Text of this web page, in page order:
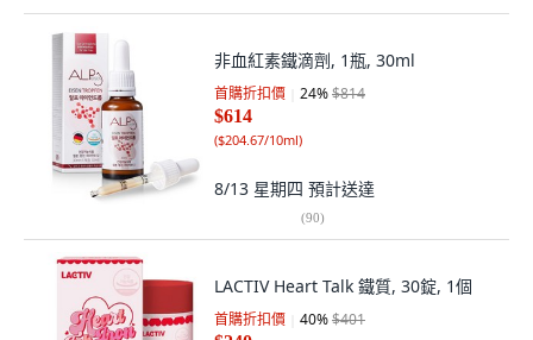
非血紅素鐵滴劑, 1瓶, 30ml
首購折扣價 24%$814
$614
($204.67/10ml)
8/13 星期四 預計送達
(90)
LACTIV Heart Talk 鐵質, 30錠, 1個
首購折扣價 40%$401